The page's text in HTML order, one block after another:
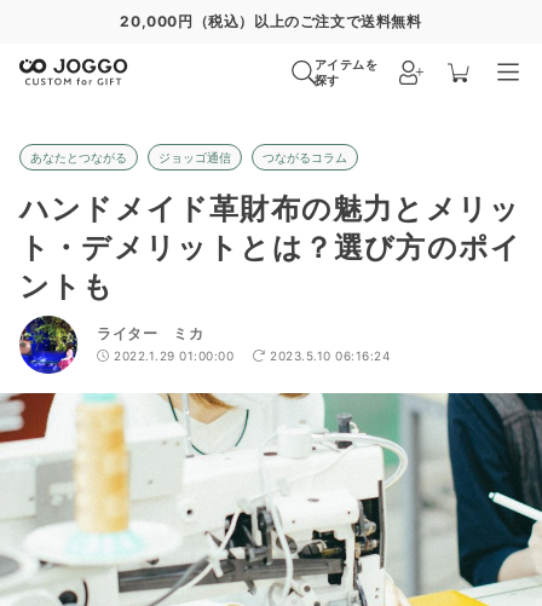
通常便 8/30 特急便 8/24 超特急便−
アイテムを
探す
あなたとつながる ジョッゴ通信 つながるコラム
ハンドメイド革財布の魅力とメリッ
ト・デメリットとは？選び方のポイ
ントも
ライター ミカ
2022.1.29 01:00:00 2023.5.10 06:16:24